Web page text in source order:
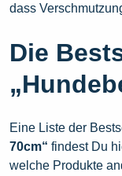
dass
Die
Eine Liste der
70cm“ findest Du
welche Produkte